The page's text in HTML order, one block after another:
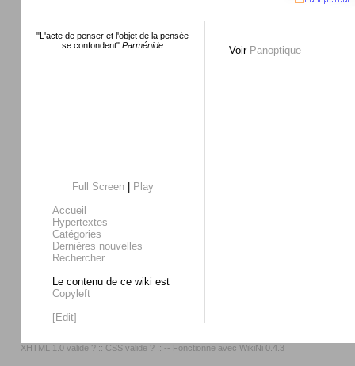
"L'acte de penser et l'objet de la pensée
se confondent" Parménide
Full Screen|
Play
Accueil
Hypertextes
Catégories
Dernières nouvelles
Rechercher
Le contenu de ce wiki est
Copyleft
[Edit]
Voir Panoptique
XHTML 1.0 valide ? :: CSS valide ? :: -- Fonctionne avec WikiNi 0.4.3